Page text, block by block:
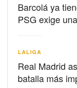
Barcolá ya
PSG exige
LALIGA
Real Madrid
batalla más